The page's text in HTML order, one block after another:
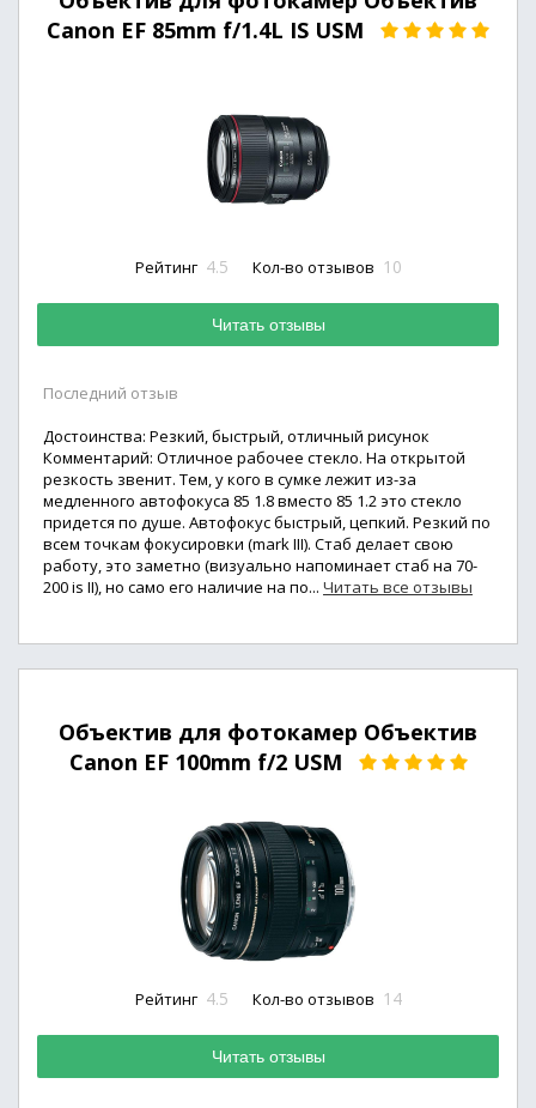
Canon EF 85mm f/1.4L IS USM
Рейтинг 4.5 Кол-во отзывов 10
Читать отзывы
Последний отзыв
Достоинства: Резкий, быстрый, отличный рисунок
Комментарий: Отличное рабочее стекло. На открытой
резкость звенит. Тем, у кого в сумке лежит из-за
медленного автофокуса 85 1.8 вместо 85 1.2 это стекло
придется по душе. Автофокус быстрый, цепкий. Резкий по
всем точкам фокусировки (mark III). Стаб делает свою
работу, это заметно (визуально напоминает стаб на 70-
200 is II), но само его наличие на по... Читать все отзывы
Объектив для фотокамер Объектив
Canon EF 100mm f/2 USM
Рейтинг 4.5 Кол-во отзывов 14
Читать отзывы